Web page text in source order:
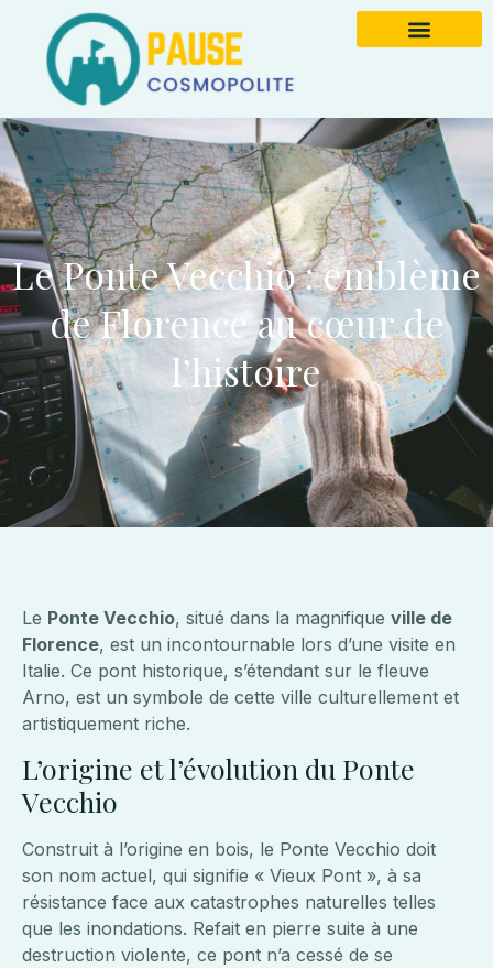
Le Ponte Vecchio : emblème
de Florence au cœur de
l’histoire
Le Ponte Vecchio, situé dans la magnifique ville de
Florence, est un incontournable lors d’une visite en
Italie. Ce pont historique, s’étendant sur le fleuve
Arno, est un symbole de cette ville culturellement et
artistiquement riche.
L’origine et l’évolution du Ponte
Vecchio
Construit à l’origine en bois, le Ponte Vecchio doit
son nom actuel, qui signifie « Vieux Pont », à sa
résistance face aux catastrophes naturelles telles
que les inondations. Refait en pierre suite à une
destruction violente, ce pont n’a cessé de se